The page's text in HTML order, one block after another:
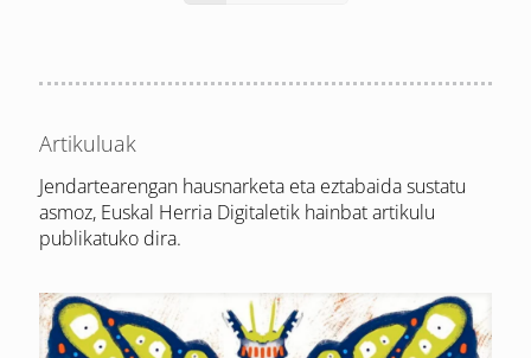
Artikuluak
Jendartearengan hausnarketa eta eztabaida sustatu
asmoz, Euskal Herria Digitaletik hainbat artikulu
publikatuko dira.